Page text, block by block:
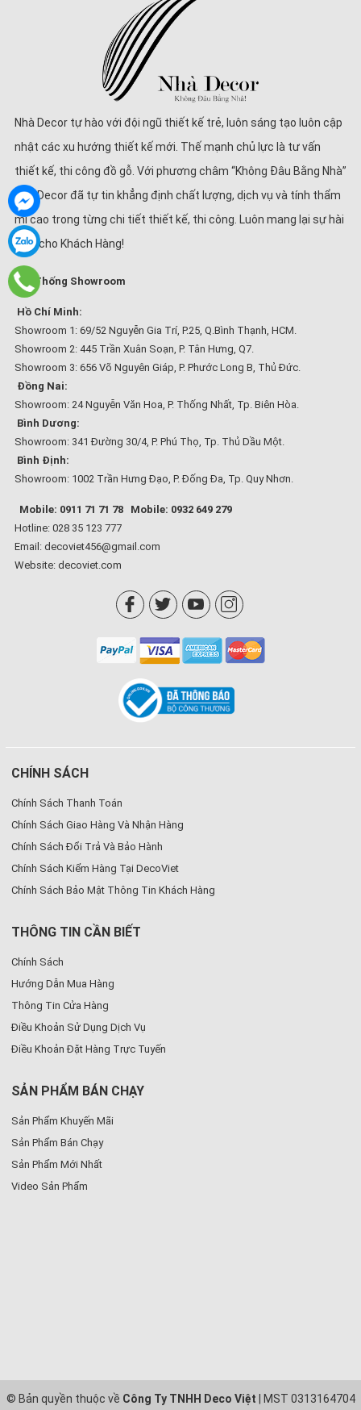
Nhà Decor tự hào với đội ngũ thiết kế trẻ, luôn sáng tạo luôn cập
nhật các xu hướng thiết kế mới. Thế mạnh chủ lực là tư vấn
thiết kế, thi công đồ gỗ. Với phương châm “Không Đâu Bằng Nhà”
Nhà Decor đã tự tin khẳng định chất lượng, dịch vụ và tính thẩm
mĩ cao trong từng chi tiết thiết kế, thi công. Luôn mang lại sự hài
lòng cho Khách Hàng!
Hệ Thống Showroom
Hồ Chí Minh:
Showroom 1: 69/52 Nguyễn Gia Trí, P.25, Q.Bình Thạnh, HCM.
Showroom 2: 445 Trần Xuân Soạn, P. Tân Hưng, Q7.
Showroom 3: 656 Võ Nguyên Giáp, P. Phước Long B, Thủ Đức.
Đồng Nai:
Showroom: 24 Nguyễn Văn Hoa, P. Thống Nhất, Tp. Biên Hòa.
Bình Dương:
Showroom: 341 Đường 30/4, P. Phú Thọ, Tp. Thủ Dầu Một.
Bình Định:
Showroom: 1002 Trần Hưng Đạo, P. Đống Đa, Tp. Quy Nhơn.
Mobile: 0911 71 71 78
Mobile: 0932 649 279
Hotline: 028 35 123 777
Email: decoviet456@gmail.com
Website: decoviet.com
CHÍNH SÁCH
Chính Sách Thanh Toán
Chính Sách Giao Hàng Và Nhận Hàng
Chính Sách Đổi Trả Và Bảo Hành
Chính Sách Kiểm Hàng Tại DecoViet
Chính Sách Bảo Mật Thông Tin Khách Hàng
THÔNG TIN CẦN BIẾT
Chính Sách
Hướng Dẫn Mua Hàng
Thông Tin Cửa Hàng
Điều Khoản Sử Dụng Dịch Vụ
Điều Khoản Đặt Hàng Trực Tuyến
SẢN PHẨM BÁN CHẠY
Sản Phẩm Khuyến Mãi
Sản Phẩm Bán Chạy
Sản Phẩm Mới Nhất
Video Sản Phẩm
© Bản quyền thuộc về Công Ty TNHH Deco Việt | MST 0313164704